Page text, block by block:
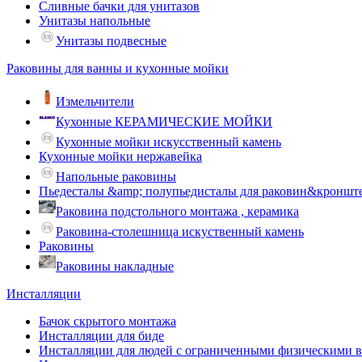
Сливные бачки для унитазов
Унитазы напольные
Унитазы подвесные
Раковины для ванны и кухонные мойки
Измельчители
Кухонные КЕРАМИЧЕСКИЕ МОЙКИ
Кухонные мойки искусственный камень
Кухонные мойки нержавейка
Напольные раковины
Пьедесталы &amp; полупьедисталы для
Раковина подстольного монтажа , керамика
Раковина-столешница искуственный камень
Раковины
Раковины накладные
Инсталляции
Бачок скрытого монтажа
Инсталляции для биде
Инсталляции для людей с ограниченными физическими